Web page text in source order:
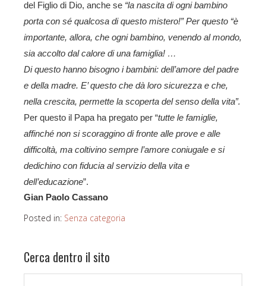
del Figlio di Dio, anche se “la nascita di ogni bambino
porta con sé qualcosa di questo mistero!” Per questo “è
importante, allora, che ogni bambino, venendo al mondo,
sia accolto dal calore di una famiglia! …
Di questo hanno bisogno i bambini: dell’amore del padre
e della madre. E’ questo che dà loro sicurezza e che,
nella crescita, permette la scoperta del senso della vita”.
Per questo il Papa ha pregato per “tutte le famiglie,
affinché non si scoraggino di fronte alle prove e alle
difficoltà, ma coltivino sempre l’amore coniugale e si
dedichino con fiducia al servizio della vita e
dell’educazione”.
Gian Paolo Cassano
Posted in: Senza categoria
Cerca dentro il sito